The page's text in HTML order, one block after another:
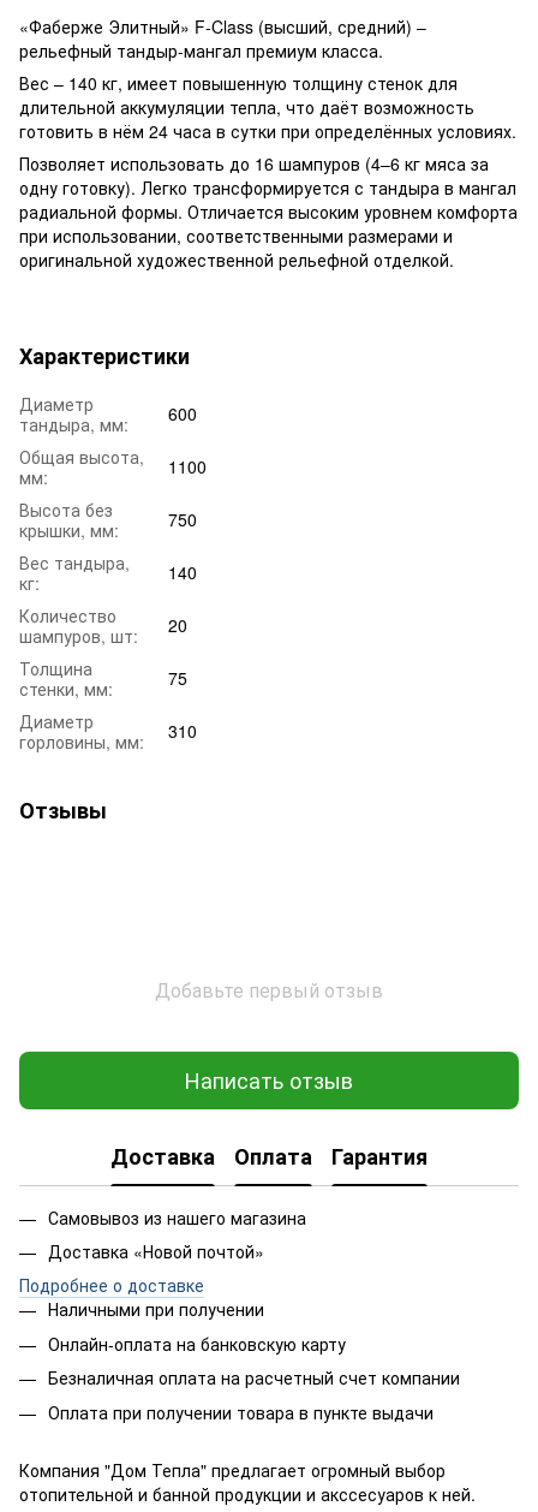
«Фаберже Элитный» F-Class (высший, средний) –
рельефный тандыр-мангал премиум класса.
Вес – 140 кг, имеет повышенную толщину стенок для
длительной аккумуляции тепла, что даёт возможность
готовить в нём 24 часа в сутки при определённых условиях.
Позволяет использовать до 16 шампуров (4–6 кг мяса за
одну готовку). Легко трансформируется с тандыра в мангал
радиальной формы. Отличается высоким уровнем комфорта
при использовании, соответственными размерами и
оригинальной художественной рельефной отделкой.
Характеристики
Диаметр
тандыра, мм:
600
Общая высота,
мм:
1100
Высота без
крышки, мм:
750
Вес тандыра,
кг:
140
Количество
шампуров, шт:
20
Толщина
стенки, мм:
75
Диаметр
горловины, мм:
310
Отзывы
Добавьте первый отзыв
Написать отзыв
Доставка Оплата Гарантия
Самовывоз из нашего магазина
Доставка «Новой почтой»
Подробнее о доставке
Наличными при получении
Онлайн-оплата на банковскую карту
Безналичная оплата на расчетный счет компании
Оплата при получении товара в пункте выдачи
Компания "Дом Тепла" предлагает огромный выбор
отопительной и банной продукции и акссесуаров к ней.